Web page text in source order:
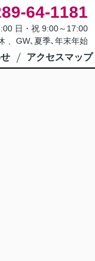
64-1181
日・祝 9:00～17:00
、GW､夏季､年末年始
アクセスマップ